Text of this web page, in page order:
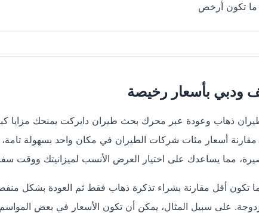
ما تكون أرخص
ودبي بأسعار رخيصة
ذهاب وعودة عبر محرك بحث طيران دايركت يمنحك مزايا
أسعار مئات شركات الطيران في مكان واحد بسهولة
مما يساعدك على اختيار العرض الأنسب لميزانيتك ووقت
تكون أقل مقارنة بشراء تذكرة ذهاب فقط ثم العودة بشكل
على سبيل المثال، يمكن أن تكون الأسعار في بعض